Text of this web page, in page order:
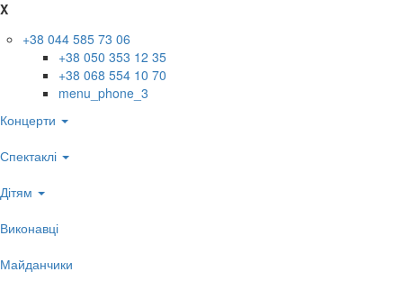
X
+38 044 585 73 06
+38 050 353 12 35
+38 068 554 10 70
menu_phone_3
Концерти
Спектаклі
Дітям
Виконавці
Майданчики